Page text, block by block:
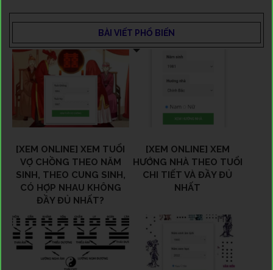
BÀI VIẾT PHỔ BIẾN
[XEM ONLINE] XEM TUỔI
VỢ CHỒNG THEO NĂM
SINH, THEO CUNG SINH,
CÓ HỢP NHAU KHÔNG
ĐẦY ĐỦ NHẤT?
[XEM ONLINE] XEM
HƯỚNG NHÀ THEO TUỔI
CHI TIẾT VÀ ĐẦY ĐỦ
NHẤT